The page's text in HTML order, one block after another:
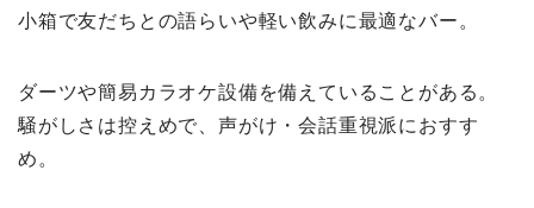
小箱で友だちとの語らいや軽い飲みに最適なバー。
ダーツや簡易カラオケ設備を備えていることがある。
騒がしさは控えめで、声がけ・会話重視派におすす
め。